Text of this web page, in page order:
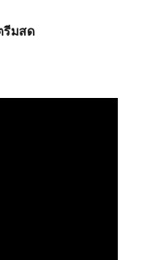
รีมสด